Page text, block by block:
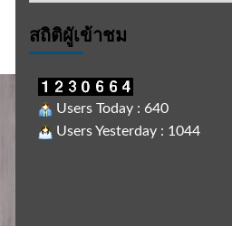
สถิติผูัเข้าชม
Users Today : 640
Users Yesterday : 1044